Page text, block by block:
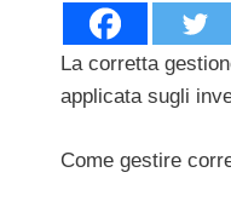
La corretta
applicata sugli
Come gestire